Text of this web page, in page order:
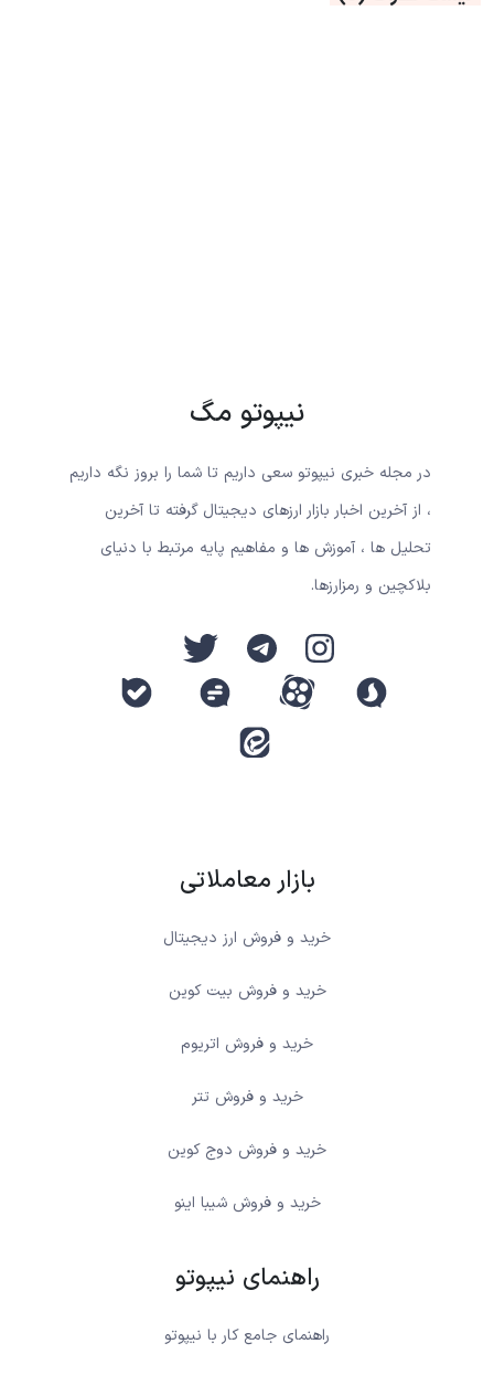
نیپوتو مگ
در مجله خبری نیپوتو سعی داریم تا شما را بروز نگه داریم
، از آخرین اخبار بازار ارزهای دیجیتال گرفته تا آخرین
تحلیل ها ، آموزش ها و مفاهیم پایه مرتبط با دنیای
بلاکچین و رمزارزها.
بازار معاملاتی
خرید و فروش ارز دیجیتال
خرید و فروش بیت کوین
خرید و فروش اتریوم
خرید و فروش تتر
خرید و فروش دوج کوین
خرید و فروش شیبا اینو
راهنمای نیپوتو
راهنمای جامع کار با نیپوتو